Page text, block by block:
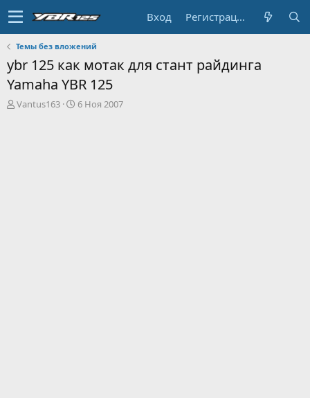
Вход Регистрация
Темы без вложений
ybr 125 как мотак для стант райдинга
Yamaha YBR 125
А
Vantus163
Д
6 Ноя 2007